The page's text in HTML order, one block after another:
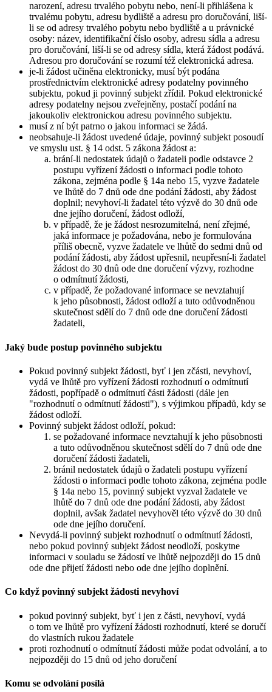
narození, adresu trvalého pobytu nebo, není-li přihlášena k
trvalému pobytu, adresu bydliště a adresu pro doručování, liší-
li se od adresy trvalého pobytu nebo bydliště a u právnické
osoby: název, identifikační číslo osoby, adresu sídla a adresu
pro doručování, liší-li se od adresy sídla, která žádost podává.
Adresou pro doručování se rozumí též elektronická adresa.
je-li žádost učiněna elektronicky, musí být podána
prostřednictvím elektronické adresy podatelny povinného
subjektu, pokud ji povinný subjekt zřídil. Pokud elektronické
adresy podatelny nejsou zveřejněny, postačí podání na
jakoukoliv elektronickou adresu povinného subjektu.
musí z ní být patrno o jakou informaci se žádá.
neobsahuje-li žádost uvedené údaje, povinný subjekt posoudí
ve smyslu ust. § 14 odst. 5 zákona žádost a:
brání-li nedostatek údajů o žadateli podle odstavce 2
postupu vyřízení žádosti o informaci podle tohoto
zákona, zejména podle § 14a nebo 15, vyzve žadatele
ve lhůtě do 7 dnů ode dne podání žádosti, aby žádost
doplnil; nevyhoví-li žadatel této výzvě do 30 dnů ode
dne jejího doručení, žádost odloží,
v případě, že je žádost nesrozumitelná, není zřejmé,
jaká informace je požadována, nebo je formulována
příliš obecně, vyzve žadatele ve lhůtě do sedmi dnů od
podání žádosti, aby žádost upřesnil, neupřesní-li žadatel
žádost do 30 dnů ode dne doručení výzvy, rozhodne
o odmítnutí žádosti,
v případě, že požadované informace se nevztahují
k jeho působnosti, žádost odloží a tuto odůvodněnou
skutečnost sdělí do 7 dnů ode dne doručení žádosti
žadateli,
Jaký bude postup povinného subjektu
Pokud povinný subjekt žádosti, byť i jen zčásti, nevyhoví,
vydá ve lhůtě pro vyřízení žádosti rozhodnutí o odmítnutí
žádosti, popřípadě o odmítnutí části žádosti (dále jen
"rozhodnutí o odmítnutí žádosti"), s výjimkou případů, kdy se
žádost odloží.
Povinný subjekt žádost odloží, pokud:
se požadované informace nevztahují k jeho působnosti
a tuto odůvodněnou skutečnost sdělí do 7 dnů ode dne
doručení žádosti žadateli,
bránil nedostatek údajů o žadateli postupu vyřízení
žádosti o informaci podle tohoto zákona, zejména podle
§ 14a nebo 15, povinný subjekt vyzval žadatele ve
lhůtě do 7 dnů ode dne podání žádosti, aby žádost
doplnil, avšak žadatel nevyhověl této výzvě do 30 dnů
ode dne jejího doručení.
Nevydá-li povinný subjekt rozhodnutí o odmítnutí žádosti,
nebo pokud povinný subjekt žádost neodloží, poskytne
informaci v souladu se žádostí ve lhůtě nejpozději do 15 dnů
ode dne přijetí žádosti nebo ode dne jejího doplnění.
Co když povinný subjekt žádosti nevyhoví
pokud povinný subjekt, byť i jen z části, nevyhoví, vydá
o tom ve lhůtě pro vyřízení žádosti rozhodnutí, které se doručí
do vlastních rukou žadatele
proti rozhodnutí o odmítnutí žádosti může podat odvolání, a to
nejpozději do 15 dnů od jeho doručení
Komu se odvolání posílá